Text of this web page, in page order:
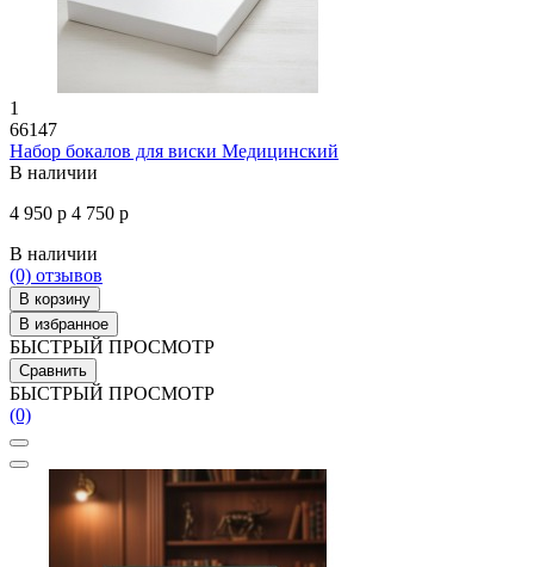
1
66147
Набор бокалов для виски Медицинский
В наличии
4 950 р 4 750 р
В наличии
(0) отзывов
В корзину
В избранное
БЫСТРЫЙ ПРОСМОТР
Сравнить
БЫСТРЫЙ ПРОСМОТР
(0)